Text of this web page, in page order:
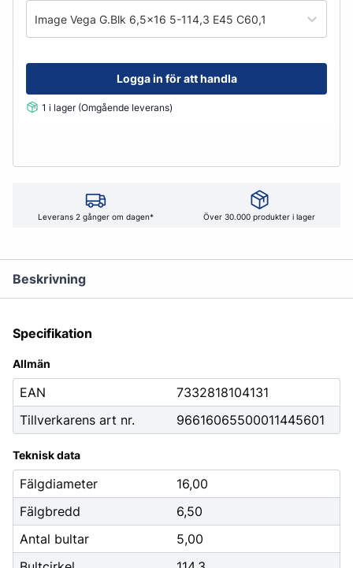
Image Vega G.Blk 6,5x16 5-114,3 E45 C60,1
Logga in för att handla
1 i lager (Omgående leverans)
Leverans 2 gånger om dagen* Över 30.000 produkter i lager
Beskrivning
Specifikation
Allmän
EAN
7332818104131
Tillverkarens art nr.
96616065500011445601
Teknisk data
Fälgdiameter
16,00
Fälgbredd
6,50
Antal bultar
5,00